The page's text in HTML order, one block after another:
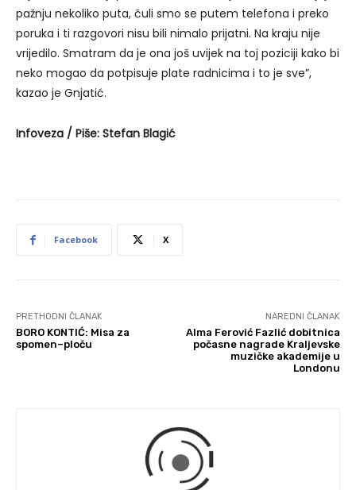
pažnju nekoliko puta, čuli smo se putem telefona i preko
poruka i ti razgovori nisu bili nimalo prijatni. Na kraju nije
vrijedilo. Smatram da je ona još uvijek na toj poziciji kako bi
neko mogao da potpisuje plate radnicima i to je sve”,
kazao je Gnjatić.
Infoveza / Piše: Stefan Blagić
Facebook X
PRETHODNI ČLANAK
BORO KONTIĆ: Misa za
spomen–ploču
NAREDNI ČLANAK
Alma Ferović Fazlić dobitnica
počasne nagrade Kraljevske
muzičke akademije u
Londonu